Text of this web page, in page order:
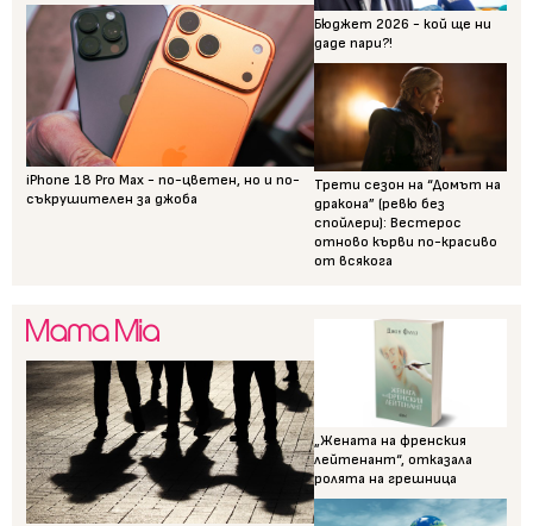
iPhone 18 Pro Max - по-цветен, но и по-
съкрушителен за джоба
Бюджет 2026 - кой ще ни
даде пари?!
Трети сезон на “Домът на
дракона” (ревю без
спойлери): Вестерос
отново кърви по-красиво
от всякога
„Жената на френския
лейтенант“, отказала
ролята на грешница